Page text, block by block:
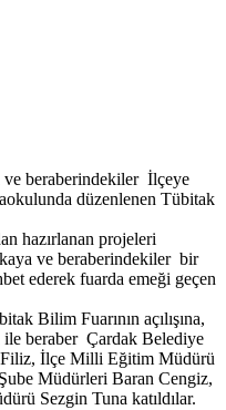
beraberindekiler İlçeye
düzenlenen Tübitak
hazırlanan projeleri
ve beraberindekiler bir
ederek fuarda emeği geçen
Bilim Fuarının açılışına,
beraber Çardak Belediye
İlçe Milli Eğitim Müdürü
Müdürleri Baran Cengiz,
Sezgin Tuna katıldılar.